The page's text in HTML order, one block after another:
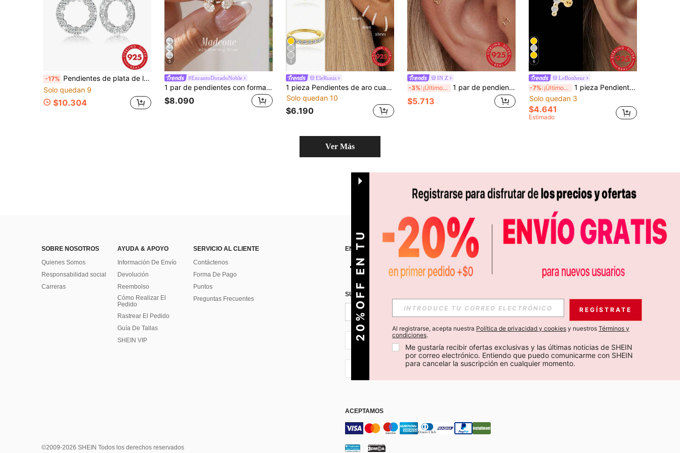
-17% Pendientes de plata de ley S925 original, exquisitos y únicos con colgante de círculo geométrico para mujer, incrustados con circonita cúbica sintética brillante, elegantes y de moda, adecuados para uso diario, hermoso regalo de joyería para mujer, empaque anti-oxidación
Solo quedan 9
$10.304
5
#EncantoDoradoNoble
1 par de pendientes con forma de lágrima chapados en oro con circonita blanca para mujer, joyería exquisita, adecuada para compromiso, aniversario de boda, regalos de cumpleaños
$8.090
5
EleRunis
1 pieza Pendientes de aro cuadrados clásicos de plata de ley 925 con circonita cúbica, de 6/8/10mm de base plana para cartílago, para uso diario, boda, fiesta, compromiso, aniversario, regalo del Día de San Valentín
Solo quedan 10
$6.190
IN Z
-3% ¡Últimos 3 días 1 par de pendientes de trébol de cuatro hojas huecos de plata de ley 925, diseño minimalista y de moda, hipoalergénicos, adecuados para el uso diario de mujeres y niñas
$5.713
6
LeBonheur
-7% ¡Últimos 3 días
1 pieza Pendiente de botón de plata de ley 925 con diamante para mujer, pendiente de cartílago con respaldo plano chapado en oro de 18K, adecuado para uso diario, boda, fiesta, joyería fina
Solo quedan 3
$4.641
Estimado
Ver Más
SOBRE NOSOTROS
Quienes Somos
Responsabilidad social
Carreras
AYUDA & APOYO
Información De Envío
Devolución
Reembolso
Cómo Realizar El
Pedido
Rastrear El Pedido
Guía De Tallas
SHEIN VIP
SERVICIO AL CLIENTE
Contáctenos
Forma De Pago
Puntos
Preguntas Frecuentes
ENCUÉNTRANOS EN APP
SUSCRÍBETE PARA RECIBIR OFERTAS EXCLUSIVAS, PROMOCIONES Y NOTICIAS DE SHEIN
Suscribir
CL + 56
ACEPTAMOS
©2009-2026 SHEIN Todos los derechos reservados
2
0
%
O
F
F
E
N
T
U
P
R
I
M
E
R
P
E
D
I
D REGÍSTRATE
Al registrarse, acepta nuestra Política de privacidad y cookies y nuestros Términos y
condiciones.
Me gustaría recibir ofertas exclusivas y las últimas noticias de SHEIN
por correo electrónico. Entiendo que puedo comunicarme con SHEIN
para cancelar la suscripción en cualquier momento.